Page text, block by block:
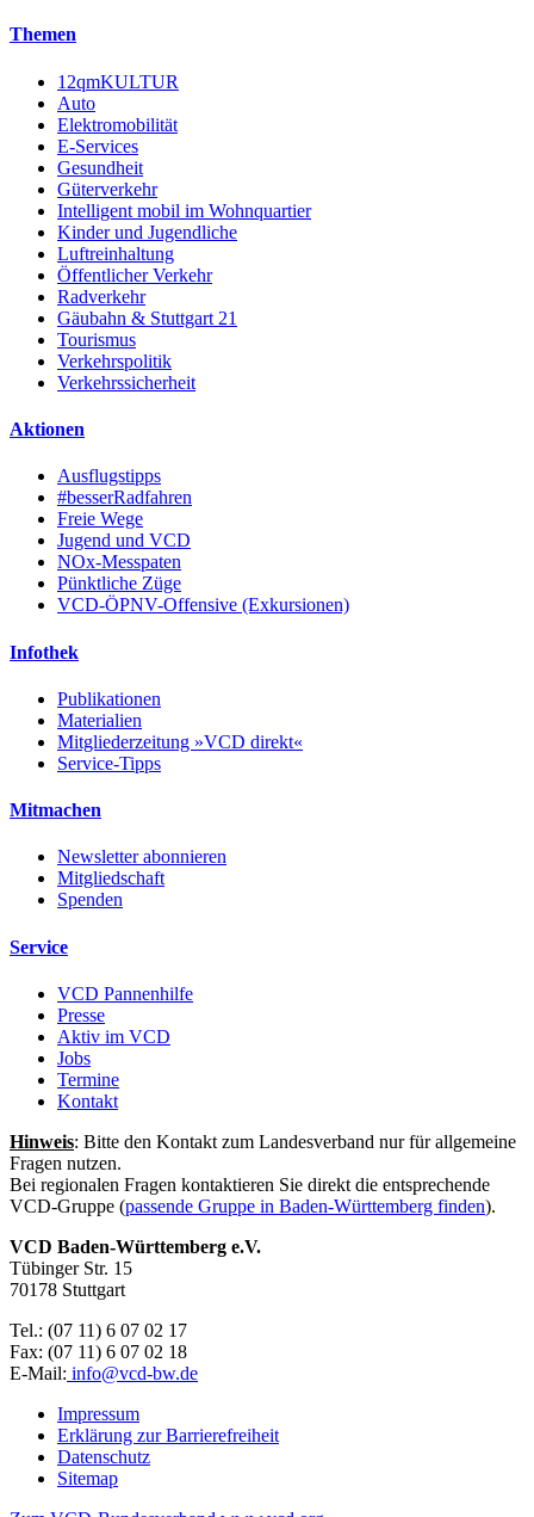
Themen
12qmKULTUR
Auto
Elektromobilität
E-Services
Gesundheit
Güterverkehr
Intelligent mobil im Wohnquartier
Kinder und Jugendliche
Luftreinhaltung
Öffentlicher Verkehr
Radverkehr
Gäubahn & Stuttgart 21
Tourismus
Verkehrspolitik
Verkehrssicherheit
Aktionen
Ausflugstipps
#besserRadfahren
Freie Wege
Jugend und VCD
NOx-Messpaten
Pünktliche Züge
VCD-ÖPNV-Offensive (Exkursionen)
Infothek
Publikationen
Materialien
Mitgliederzeitung »VCD direkt«
Service-Tipps
Mitmachen
Newsletter abonnieren
Mitgliedschaft
Spenden
Service
VCD Pannenhilfe
Presse
Aktiv im VCD
Jobs
Termine
Kontakt
Hinweis: Bitte den Kontakt zum Landesverband nur für allgemeine
Fragen nutzen.
Bei regionalen Fragen kontaktieren Sie direkt die entsprechende
VCD-Gruppe (passende Gruppe in Baden-Württemberg finden).
VCD Baden-Württemberg e.V.
Tübinger Str. 15
70178 Stuttgart
Tel.: (07 11) 6 07 02 17
Fax: (07 11) 6 07 02 18
E-Mail: info@vcd-bw.de
Impressum
Erklärung zur Barrierefreiheit
Datenschutz
Sitemap